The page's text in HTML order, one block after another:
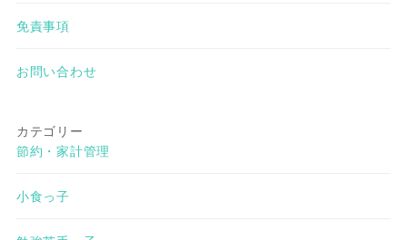
免責事項
お問い合わせ
カテゴリー
節約・家計管理
小食っ子